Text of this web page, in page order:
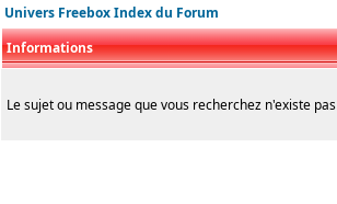
Univers Freebox Index du Forum
Informations
Le sujet ou message que vous recherchez n'existe pas